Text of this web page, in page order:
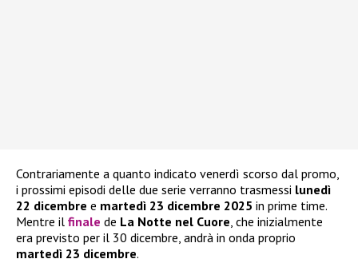
Contrariamente a quanto indicato venerdì scorso dal promo,
i prossimi episodi delle due serie verranno trasmessi lunedì
22 dicembre e martedì 23 dicembre 2025 in prime time.
Mentre il finale de La Notte nel Cuore, che inizialmente
era previsto per il 30 dicembre, andrà in onda proprio
martedì 23 dicembre.